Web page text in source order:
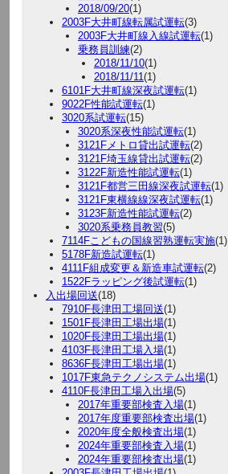
2018/09/20(1)
2003F大井町線転属試運転(3)
2003F大井町線入線試運転(1)
乗務員訓練(2)
2018/11/10(1)
2018/11/11(1)
6101F大井町線深夜試運転(1)
9022F性能試運転(1)
3020系試運転(15)
3020系深夜性能試運転(1)
3121Fメトロ貸出試運転(2)
3121F埼玉線貸出試運転(2)
3122F新造性能試運転(1)
3121F都営三田線深夜試運転(1)
3121F東横線線深夜試運転(1)
3123F新造性能試運転(2)
3020系乗務員教習(5)
7114Fこどもの国線習熟運転実施(1)
5178F新造試運転(1)
4111F組成変更＆新造車試運転(2)
1522Fラッピング後試運転(1)
入出場回送(18)
7910F長津田工場回送(1)
1501F長津田工場出場(1)
1020F長津田工場出場(1)
4103F長津田工場入場(1)
8636F長津田工場出場(1)
1017F東急テクノシステム出場(1)
4110F長津田工場入出場(5)
2017年重要部検査入場(1)
2017年度重要部検査出場(1)
2020年度全般検査出場(1)
2024年重要部検査入場(1)
2024年重要部検査出場(1)